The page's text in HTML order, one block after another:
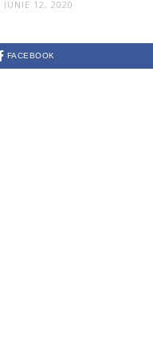
IUNIE 12, 2020
FACEBOOK